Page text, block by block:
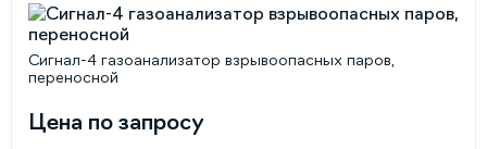
Сигнал-4 газоанализатор взрывоопасных паров,
переносной
Цена по запросу